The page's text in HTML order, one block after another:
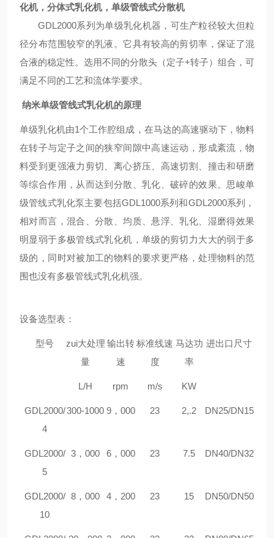
化机，分体式乳化机，单级管线式分散机
GDL2000系列为单级乳化机器，可生产粒径较大但粒
径分布范围较窄的乳液。它具有较高的剪切率，保证了混
合液的稳定性。选用不同的分散头（定子+转子）组合，可
满足不同的工艺和流体学要求。
纳米单级管线式乳化机的原理
单级乳化机由1个工作腔组成，在马达的高速驱动下，物料
在转子与定子之间的狭窄间隙中高速运动，形成紊流，物
料受到更强液力剪切、离心挤压、高速切割、撞击和研磨
等综合作用，从而达到分散、乳化、破碎的效果。 思峻单
级管线式乳化泵主要包括GDL1000系列和GDL2000系列，
相对而言，混合、分散、均质、悬浮、乳化、湿磨得效果
明显弱于多极管线式乳化机，单级的剪切力大大的弱于多
级的，同时对被加工的物料的要求更严格，处理物料的范
围也没有多极管线式乳化机强。
设备选型表：
型号
zui大处理
量
L/H
输出转
速
rpm
标准线速
度
m/s
马达功
率
KW
进出口尺寸
GDL2000/
4
300-1000 9，000 23 2,.2 DN25/DN15
GDL2000/
5
3，000 6，000 23 7.5 DN40/DN32
GDL2000/
10
8，000 4，200 23 15 DN50/DN50